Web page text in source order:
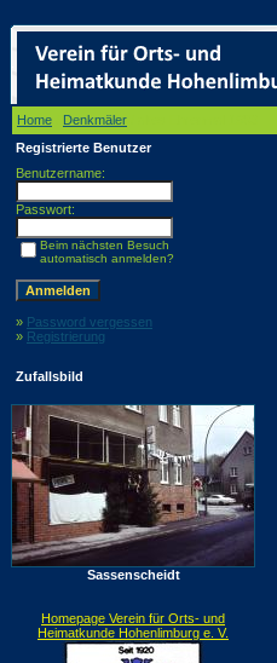
Home Denkmäler
Registrierte Benutzer
Benutzername:
Passwort:
Beim nächsten Besuch
automatisch anmelden?
» Password vergessen
» Registrierung
Zufallsbild
Sassenscheidt
Homepage Verein für Orts- und
Heimatkunde Hohenlimburg e. V.